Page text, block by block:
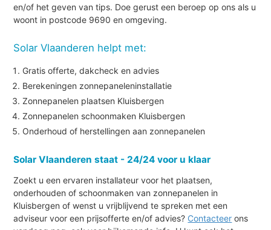
en/of het geven van tips. Doe gerust een beroep op ons als u
woont in postcode 9690 en omgeving.
Solar Vlaanderen helpt met:
Gratis offerte, dakcheck en advies
Berekeningen zonnepaneleninstallatie
Zonnepanelen plaatsen Kluisbergen
Zonnepanelen schoonmaken Kluisbergen
Onderhoud of herstellingen aan zonnepanelen
Solar Vlaanderen staat - 24/24 voor u klaar
Zoekt u een ervaren installateur voor het plaatsen,
onderhouden of schoonmaken van zonnepanelen in
Kluisbergen of wenst u vrijblijvend te spreken met een
adviseur voor een prijsofferte en/of advies? Contacteer ons